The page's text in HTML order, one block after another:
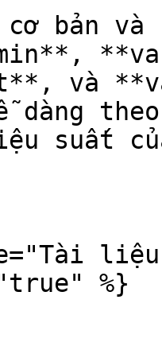
bản và
và
suất
liệu
%}